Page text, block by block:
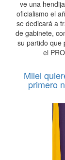
ve una
oficialismo el
se dedicará a
de gabinete,
su partido que
el
Milei
primero